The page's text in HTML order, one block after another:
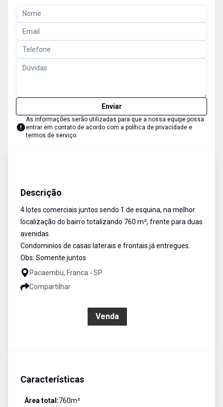
Enviar
As informações serão utilizadas para que a nossa equipe possa
entrar em contato de acordo com a política de privacidade e
termos de serviço
Descrição
4 lotes comerciais juntos sendo 1 de esquina, na melhor
localização do bairro totalizando 760 m², frente para duas
avenidas.
Condominios de casas laterais e frontais já entregues.
Obs: Somente juntos
Pacaembu, Franca - SP
Compartilhar
Venda
Características
Área total:760m²